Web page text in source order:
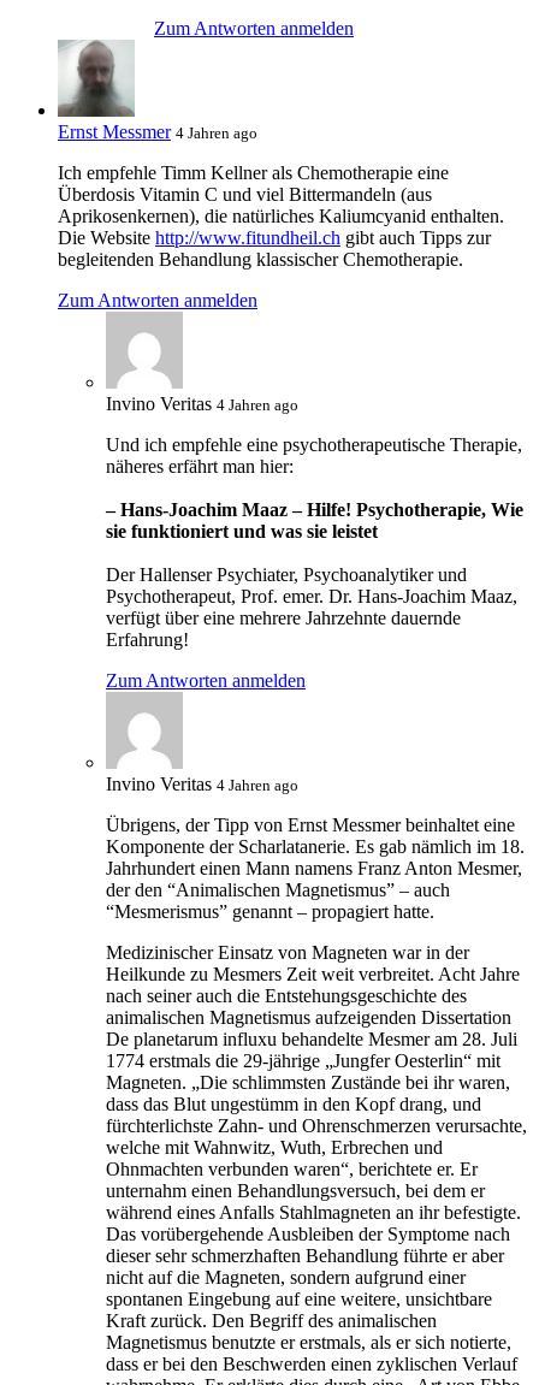
Zum Antworten anmelden
Ernst Messmer 4 Jahren ago
Ich empfehle Timm Kellner als Chemotherapie eine
Überdosis Vitamin C und viel Bittermandeln (aus
Aprikosenkernen), die natürliches Kaliumcyanid enthalten.
Die Website http://www.fitundheil.ch gibt auch Tipps zur
begleitenden Behandlung klassischer Chemotherapie.
Zum Antworten anmelden
Invino Veritas 4 Jahren ago
Und ich empfehle eine psychotherapeutische Therapie,
näheres erfährt man hier:
– Hans-Joachim Maaz – Hilfe! Psychotherapie, Wie
sie funktioniert und was sie leistet
Der Hallenser Psychiater, Psychoanalytiker und
Psychotherapeut, Prof. emer. Dr. Hans-Joachim Maaz,
verfügt über eine mehrere Jahrzehnte dauernde
Erfahrung!
Zum Antworten anmelden
Invino Veritas 4 Jahren ago
Übrigens, der Tipp von Ernst Messmer beinhaltet eine
Komponente der Scharlatanerie. Es gab nämlich im 18.
Jahrhundert einen Mann namens Franz Anton Mesmer,
der den “Animalischen Magnetismus” – auch
“Mesmerismus” genannt – propagiert hatte.
Medizinischer Einsatz von Magneten war in der
Heilkunde zu Mesmers Zeit weit verbreitet. Acht Jahre
nach seiner auch die Entstehungsgeschichte des
animalischen Magnetismus aufzeigenden Dissertation
De planetarum influxu behandelte Mesmer am 28. Juli
1774 erstmals die 29-jährige „Jungfer Oesterlin“ mit
Magneten. „Die schlimmsten Zustände bei ihr waren,
dass das Blut ungestümm in den Kopf drang, und
fürchterlichste Zahn- und Ohrenschmerzen verursachte,
welche mit Wahnwitz, Wuth, Erbrechen und
Ohnmachten verbunden waren“, berichtete er. Er
unternahm einen Behandlungsversuch, bei dem er
während eines Anfalls Stahlmagneten an ihr befestigte.
Das vorübergehende Ausbleiben der Symptome nach
dieser sehr schmerzhaften Behandlung führte er aber
nicht auf die Magneten, sondern aufgrund einer
spontanen Eingebung auf eine weitere, unsichtbare
Kraft zurück. Den Begriff des animalischen
Magnetismus benutzte er erstmals, als er sich notierte,
dass er bei den Beschwerden einen zyklischen Verlauf